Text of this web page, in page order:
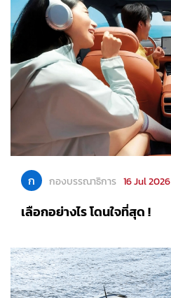
ก กองบรรณาธิการ 16 Jul 2026
เลือกอย่างไร โดนใจที่สุด !